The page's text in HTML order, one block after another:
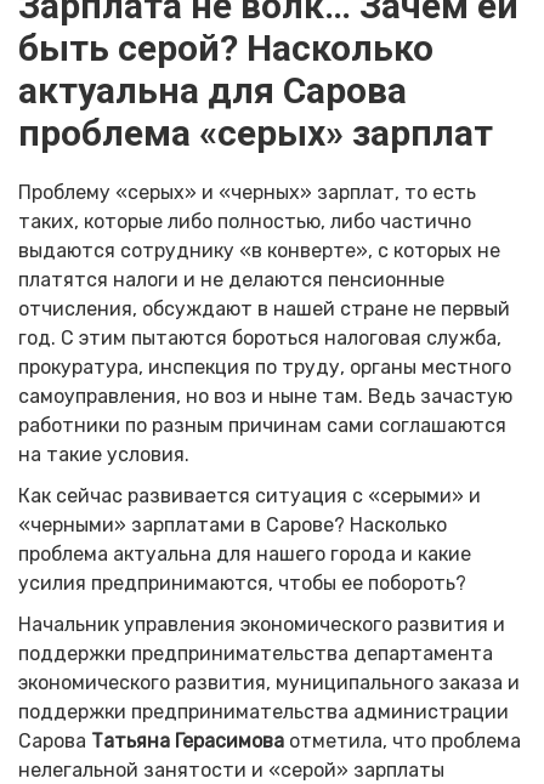
быть серой? Насколько
актуальна для Сарова
проблема «серых» зарплат
Проблему «серых» и «черных» зарплат, то есть
таких, которые либо полностью, либо частично
выдаются сотруднику «в конверте», с которых не
платятся налоги и не делаются пенсионные
отчисления, обсуждают в нашей стране не первый
год. С этим пытаются бороться налоговая служба,
прокуратура, инспекция по труду, органы местного
самоуправления, но воз и ныне там. Ведь зачастую
работники по разным причинам сами соглашаются
на такие условия.
Как сейчас развивается ситуация с «серыми» и
«черными» зарплатами в Сарове? Насколько
проблема актуальна для нашего города и какие
усилия предпринимаются, чтобы ее побороть?
Начальник управления экономического развития и
поддержки предпринимательства департамента
экономического развития, муниципального заказа и
поддержки предпринимательства администрации
Сарова Татьяна Герасимова отметила, что проблема
нелегальной занятости и «серой» зарплаты